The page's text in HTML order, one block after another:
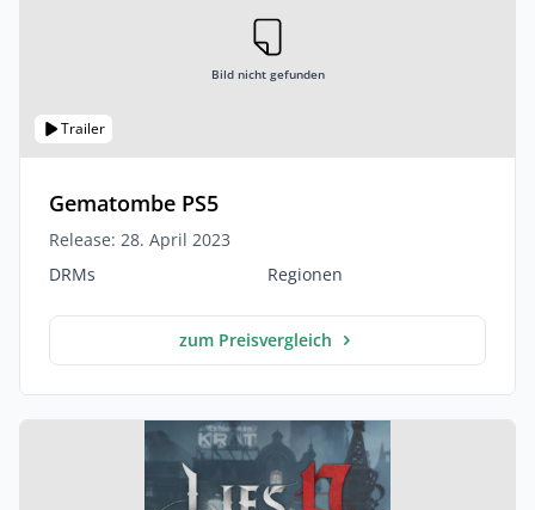
Trailer
Bild nicht gefunden
Gematombe PS5
Release: 28. April 2023
DRMs
Regionen
zum Preisvergleich